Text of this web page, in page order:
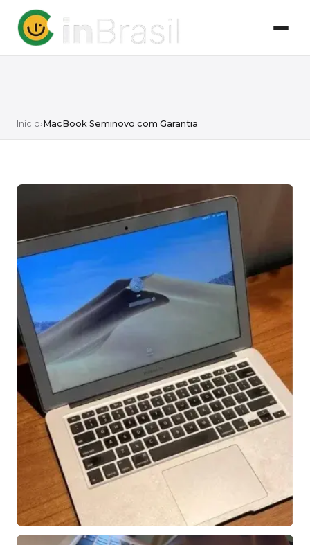
Início›MacBook Seminovo com Garantia